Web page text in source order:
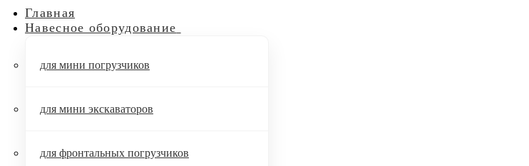
Главная
Навесное оборудование
для мини погрузчиков
для мини экскаваторов
для фронтальных погрузчиков